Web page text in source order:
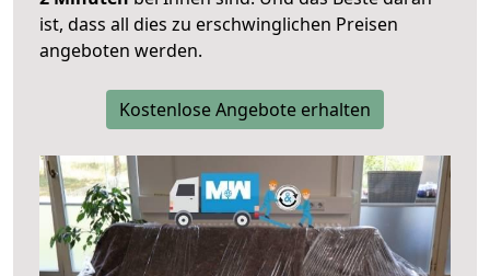
ist, dass all dies zu erschwinglichen Preisen
angeboten werden.
Kostenlose Angebote erhalten